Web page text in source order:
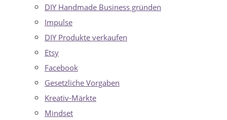
DIY Handmade Business gründen
Impulse
DIY Produkte verkaufen
Etsy
Facebook
Gesetzliche Vorgaben
Kreativ-Märkte
Mindset